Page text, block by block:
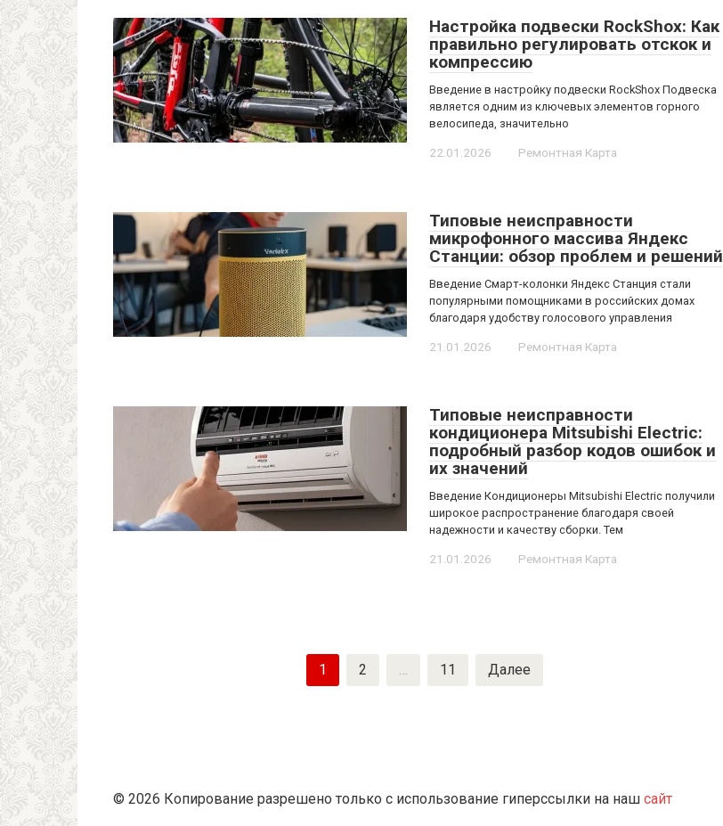
Настройка подвески RockShox: Как
правильно регулировать отскок и
компрессию
Введение в настройку подвески RockShox Подвеска
является одним из ключевых элементов горного
велосипеда, значительно
22.01.2026 Ремонтная Карта
Типовые неисправности
микрофонного массива Яндекс
Станции: обзор проблем и решений
Введение Смарт-колонки Яндекс Станция стали
популярными помощниками в российских домах
благодаря удобству голосового управления
21.01.2026 Ремонтная Карта
Типовые неисправности
кондиционера Mitsubishi Electric:
подробный разбор кодов ошибок и
их значений
Введение Кондиционеры Mitsubishi Electric получили
широкое распространение благодаря своей
надежности и качеству сборки. Тем
21.01.2026 Ремонтная Карта
1 2 … 11 Далее
© 2026 Копирование разрешено только с использование гиперссылки на наш сайт